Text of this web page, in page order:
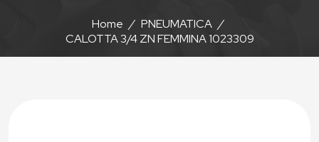
Home / PNEUMATICA /
CALOTTA 3/4 ZN FEMMINA 1023309